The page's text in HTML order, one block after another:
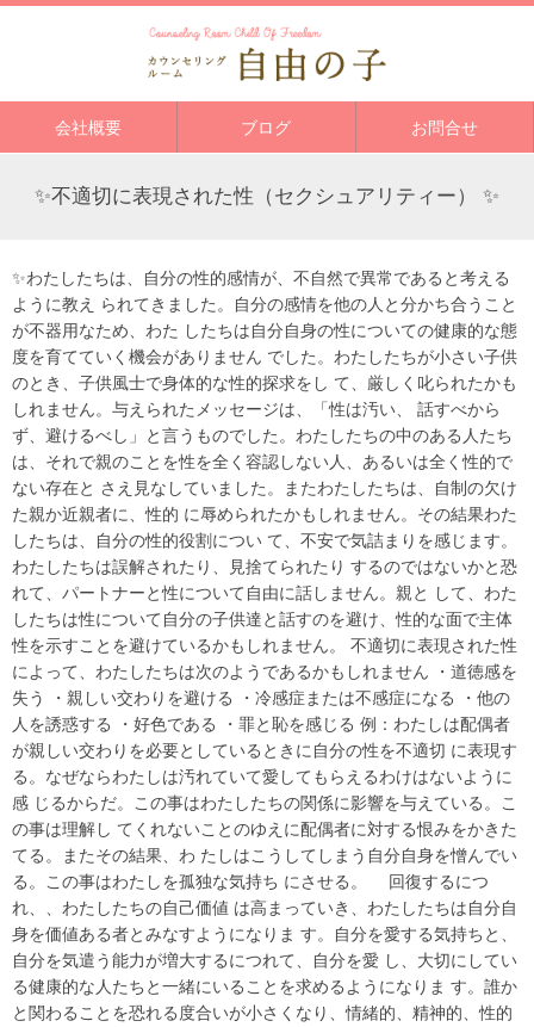
会社概要 ブログ お問合せ
✨不適切に表現された性（セクシュアリティー） ✨
✨わたしたちは、自分の性的感情が、不自然で異常であると考える
ように教え られてきました。自分の感情を他の人と分かち合うこと
が不器用なため、わた したちは自分自身の性についての健康的な態
度を育てていく機会がありません でした。わたしたちが小さい子供
のとき、子供風士で身体的な性的探求をし て、厳しく叱られたかも
しれません。与えられたメッセージは、「性は汚い、 話すべから
ず、避けるべし」と言うものでした。わたしたちの中のある人たち
は、それで親のことを性を全く容認しない人、あるいは全く性的で
ない存在と さえ見なしていました。またわたしたちは、自制の欠け
た親か近親者に、性的 に辱められたかもしれません。その結果わた
したちは、自分の性的役割につい て、不安で気詰まりを感じます。
わたしたちは誤解されたり、見捨てられたり するのではないかと恐
れて、パートナーと性について自由に話しません。親と して、わた
したちは性について自分の子供達と話すのを避け、性的な面で主体
性を示すことを避けているかもしれません。 不適切に表現された性
によって、わたしたちは次のようであるかもしれません ・道徳感を
失う ・親しい交わりを避ける ・冷感症または不感症になる ・他の
人を誘惑する ・好色である ・罪と恥を感じる 例：わたしは配偶者
が親しい交わりを必要としているときに自分の性を不適切 に表現す
る。なぜならわたしは汚れていて愛してもらえるわけはないように
感 じるからだ。この事はわたしたちの関係に影響を与えている。こ
の事は理解し てくれないことのゆえに配偶者に対する恨みをかきた
てる。またその結果、わ たしはこうしてしまう自分自身を憎んでい
る。この事はわたしを孤独な気持ち にさせる。 回復するにつ
れ、、わたしたちの自己価値 は高まっていき、わたしたちは自分自
身を価値ある者とみなすようになりま す。自分を愛する気持ちと、
自分を気遣う能力が増大するにつれて、自分を愛 し、大切にしてい
る健康的な人たちと一緒にいることを求めるようになりま す。誰か
と関わることを恐れる度合いが小さくなり、情緒的、精神的、性的